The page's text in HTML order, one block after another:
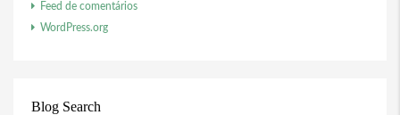
Feed de comentários
WordPress.org
Blog Search